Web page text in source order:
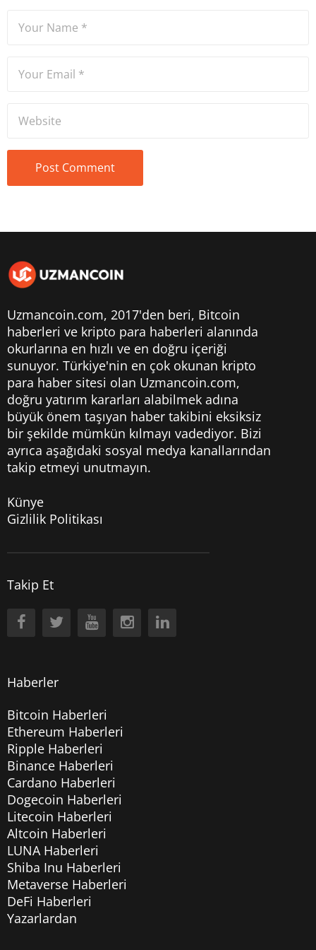
Uzmancoin.com, 2017'den beri, Bitcoin
haberleri ve kripto para haberleri alanında
okurlarına en hızlı ve en doğru içeriği
sunuyor. Türkiye'nin en çok okunan kripto
para haber sitesi olan Uzmancoin.com,
doğru yatırım kararları alabilmek adına
büyük önem taşıyan haber takibini eksiksiz
bir şekilde mümkün kılmayı vadediyor. Bizi
ayrıca aşağıdaki sosyal medya kanallarından
takip etmeyi unutmayın.
Künye
Gizlilik Politikası
Takip Et
Haberler
Bitcoin Haberleri
Ethereum Haberleri
Ripple Haberleri
Binance Haberleri
Cardano Haberleri
Dogecoin Haberleri
Litecoin Haberleri
Altcoin Haberleri
LUNA Haberleri
Shiba Inu Haberleri
Metaverse Haberleri
DeFi Haberleri
Yazarlardan